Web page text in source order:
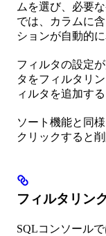
ムを選び、必要
では、カラムに
ションが自動的
フィルタの設定
タをフィルタリ
ィルタを追加す
ソート機能と同
クリックすると削
フィルタリン
SQLコンソール